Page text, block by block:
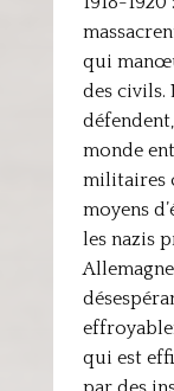
qui
des civils.
monde
militaires
moyens
les nazis
qui est